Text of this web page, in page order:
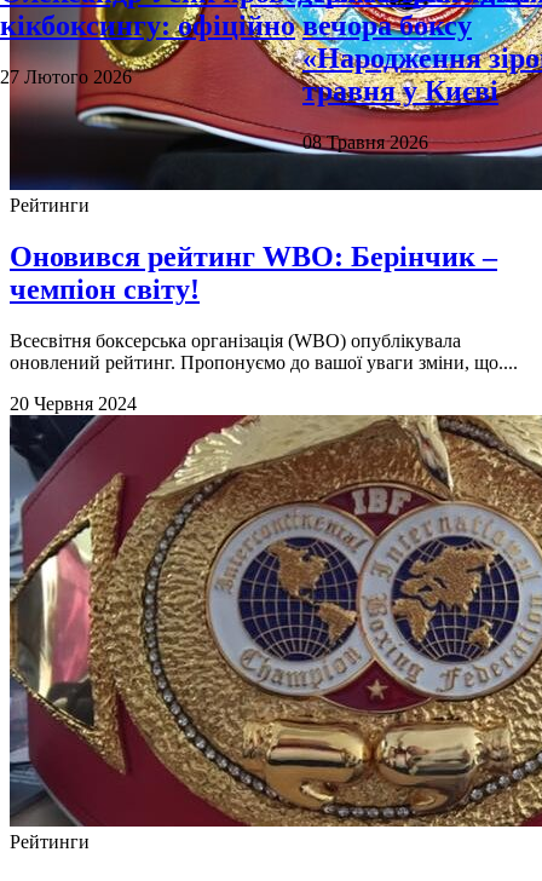
кікбоксингу: офіційно
27 Лютого 2026
вечора боксу
«Народження
травня у Києві
08 Травня 2026
Рейтинги
Оновився рейтинг WBO: Берінчик –
чемпіон світу!
Всесвітня боксерська організація (WBO) опублікувала
оновлений рейтинг. Пропонуємо до вашої уваги зміни, що....
20 Червня 2024
Рейтинги